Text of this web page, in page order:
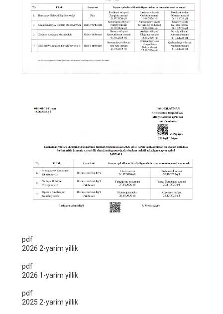
pdf
2026 2-yarim yillik
pdf
2026 1-yarim yillik
pdf
2025 2-yarim yillik